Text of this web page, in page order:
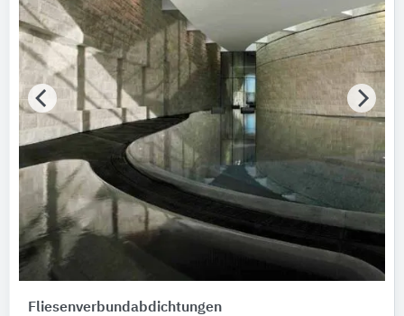
Fliesenverbundabdichtungen